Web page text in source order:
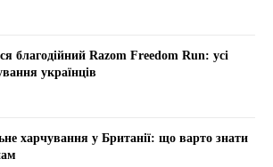
благодійний Razom Freedom Run: усі
українців
харчування у Британії: що варто знати